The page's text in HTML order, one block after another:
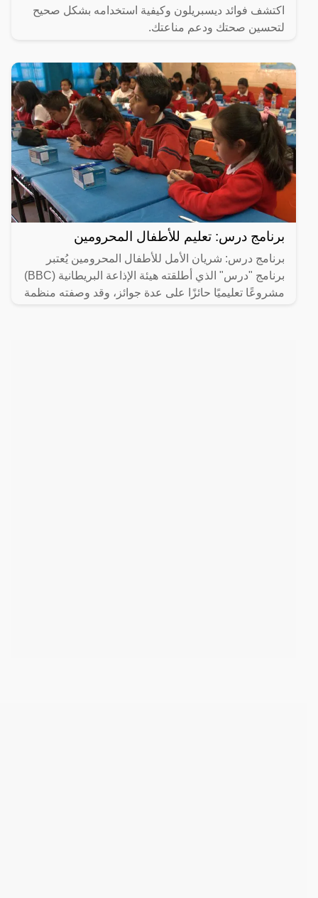
اكتشف فوائد ديسبريلون وكيفية استخدامه بشكل صحيح
لتحسين صحتك ودعم مناعتك.
برنامج درس: تعليم للأطفال المحرومين
برنامج درس: شريان الأمل للأطفال المحرومين يُعتبر
برنامج "درس" الذي أطلقته هيئة الإذاعة البريطانية (BBC)
مشروعًا تعليميًا حائزًا على عدة جوائز، وقد وصفته منظمة